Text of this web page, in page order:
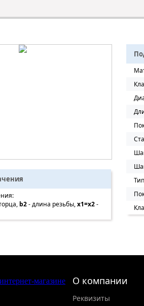
b2- длина резьбы,x1=x2-
О компании
Реквизиты